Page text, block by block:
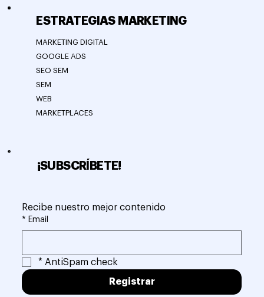
¡SUBSCRÍBETE!
Recibe nuestro mejor contenido
* Email
* AntiSpam check
Registrar
ESTRATEGIAS MARKETING
MARKETING DIGITAL
GOOGLE ADS
SEO SEM
SEM
WEB
MARKETPLACES